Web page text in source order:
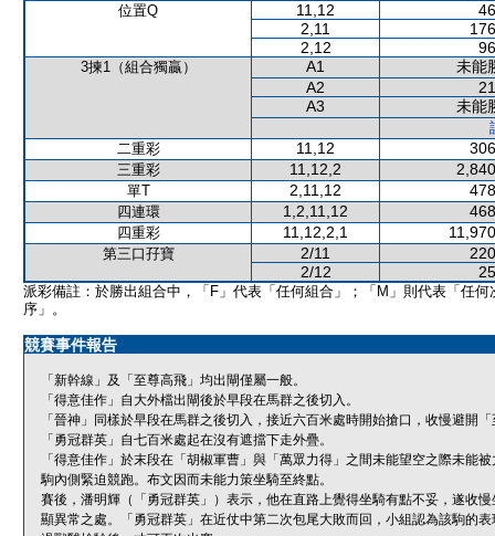
位置Q 11,12
2,11
2,12
3揀1（組合獨贏） A1
未能
A2
A3
未能
二重彩
11,12
三重彩 11,12,2
單T 2,11,12
四連環 1,2,11,12
四重彩 11,12,2,1
第三口孖寶 2/11
2/12
派彩備註：於勝出組合中，「F」代表「任何組合」；「M」則代表「任何
序」。
競賽事件報告
「新幹線」及「至尊高飛」均出閘僅屬一般。
「得意佳作」自大外檔出閘後於早段在馬群之後切入。
「晉神」同樣於早段在馬群之後切入，接近六百米處時開始搶口，收慢避開
「勇冠群英」自七百米處起在沒有遮擋下走外疊。
「得意佳作」於末段在「胡椒軍曹」與「萬眾力得」之間未能望空之際未能
駒內側緊迫競跑。布文因而未能力策坐騎至終點。
賽後，潘明輝（「勇冠群英」）表示，他在直路上覺得坐騎有點不妥，遂收
顯異常之處。「勇冠群英」在近仗中第二次包尾大敗而回，小組認為該駒的